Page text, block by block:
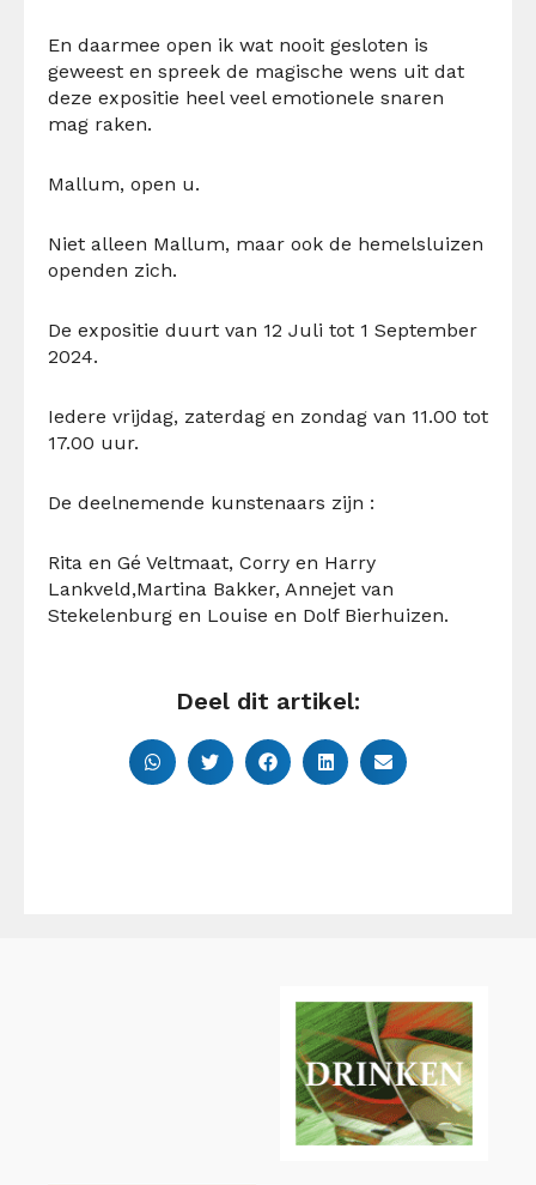
En daarmee open ik wat nooit gesloten is
geweest en spreek de magische wens uit dat
deze expositie heel veel emotionele snaren
mag raken.
Mallum, open u.
Niet alleen Mallum, maar ook de hemelsluizen
openden zich.
De expositie duurt van 12 Juli tot 1 September
2024.
Iedere vrijdag, zaterdag en zondag van 11.00 tot
17.00 uur.
De deelnemende kunstenaars zijn :
Rita en Gé Veltmaat, Corry en Harry
Lankveld,Martina Bakker, Annejet van
Stekelenburg en Louise en Dolf Bierhuizen.
Deel dit artikel: